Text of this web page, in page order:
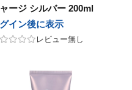
ージ シルバー 200ml
イン後に表示
レビュー無し